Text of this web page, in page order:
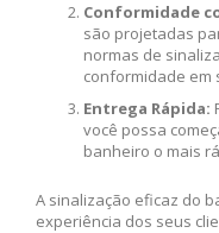
Conformidade
são projetadas
normas de
conformidade em
Entrega Rápida:
você possa
banheiro o mais
A sinalização eficaz do
experiência dos seus